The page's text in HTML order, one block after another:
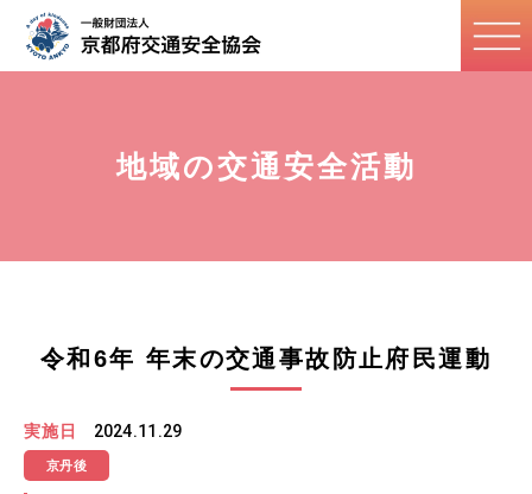
地域の交通安全活動
令和6年 年末の交通事故防止府民運動
実施日 2024.11.29
京丹後